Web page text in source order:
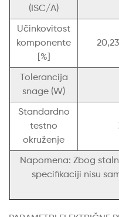
(ISC/A)
Učinkovitost
komponente
[%]
Tolerancija
snage (W)
Standardno
testno
okruženje
Napomena: Zbog
specifikaciji nisu